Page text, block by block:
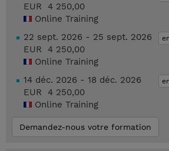
EUR 4 250,00
Online Training
22 sept. 2026 - 25 sept. 2026
EUR 4 250,00
Online Training
14 déc. 2026 - 18 déc. 2026
EUR 4 250,00
Online Training
Demandez-nous votre formation